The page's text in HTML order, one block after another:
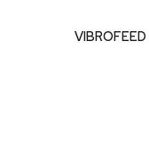
VIBROFEED